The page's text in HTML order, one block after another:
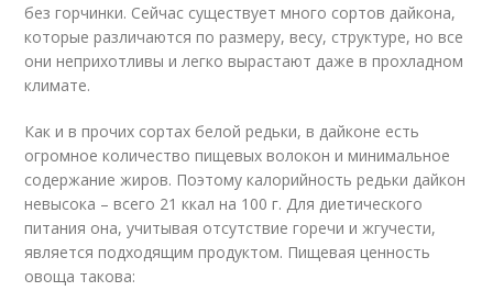
без горчинки. Сейчас существует много сортов дайкона,
которые различаются по размеру, весу, структуре, но все
они неприхотливы и легко вырастают даже в прохладном
климате.
Как и в прочих сортах белой редьки, в дайконе есть
огромное количество пищевых волокон и минимальное
содержание жиров. Поэтому калорийность редьки дайкон
невысока – всего 21 ккал на 100 г. Для диетического
питания она, учитывая отсутствие горечи и жгучести,
является подходящим продуктом. Пищевая ценность
овоща такова: